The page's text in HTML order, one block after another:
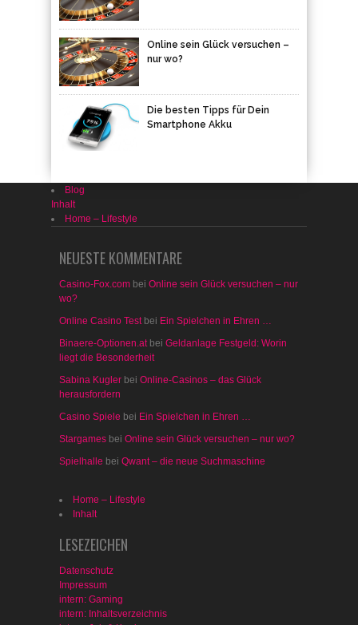
Online sein Glück versuchen –
nur wo?
Die besten Tipps für Dein
Smartphone Akku
Blog
Inhalt
Home – Lifestyle
NEUESTE KOMMENTARE
Casino-Fox.com bei Online sein Glück versuchen – nur
wo?
Online Casino Testbei Ein Spielchen in Ehren …
Binaere-Optionen.atbei Geldanlage Festgeld: Worin
liegt die Besonderheit
Sabina Kugler bei Online-Casinos – das Glück
herausfordern
Casino Spiele bei Ein Spielchen in Ehren …
Stargames bei Online sein Glück versuchen – nur wo?
Spielhalle bei Qwant – die neue Suchmaschine
Home – Lifestyle
Inhalt
LESEZEICHEN
Datenschutz
Impressum
intern: Gaming
intern: Inhaltsverzeichnis